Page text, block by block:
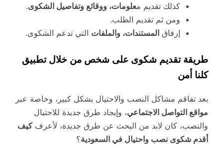
كذلك تقديم معلومات، ووقائع وتفاصيل الشكوى.
ومن ثم تقديم الطلب.
إرفاق المستندات، والملفات التي تدعم الشكوى.
طريقة تقديم شكوى على شخص من خلال تطبيق
كلنا أمن
بعد تفاقم مشاكل النصب والاحتيال بشكل كبير، وخاصة عبر
مواقع التواصل الاجتماعي، وإيجاد طرق جديدة للاحتيال
والنصب، كان لابد من البحث عن طرق جديدة، لأعرفكيف
أقدم شكوى نصب واحتيال في السعودية؟